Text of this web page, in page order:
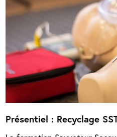
Présentiel : Recyclage